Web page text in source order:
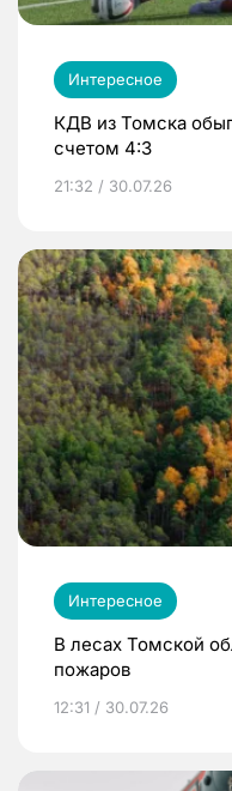
Интересное
КДВ из Томска
счетом 4:3
21:32 / 30.07.26
Интересное
В лесах Томской
пожаров
12:31 / 30.07.26